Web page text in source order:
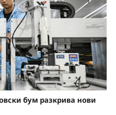
бум разкрива нови